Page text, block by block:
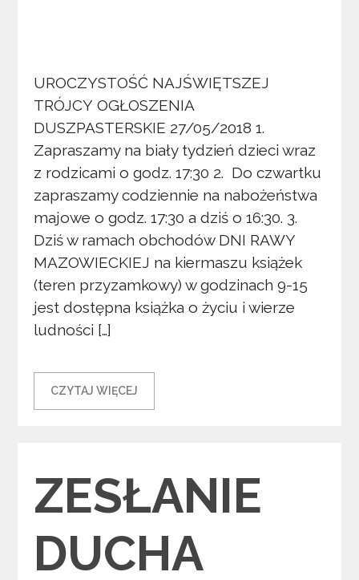
UROCZYSTOŚĆ NAJŚWIĘTSZEJ
TRÓJCY OGŁOSZENIA
DUSZPASTERSKIE 27/05/2018 1.
Zapraszamy na biały tydzień dzieci wraz
z rodzicami o godz. 17:30 2. Do czwartku
zapraszamy codziennie na nabożeństwa
majowe o godz. 17:30 a dziś o 16:30. 3.
Dziś w ramach obchodów DNI RAWY
MAZOWIECKIEJ na kiermaszu książek
(teren przyzamkowy) w godzinach 9-15
jest dostępna książka o życiu i wierze
ludności […]
CZYTAJ WIĘCEJ
ZESŁANIE
DUCHA